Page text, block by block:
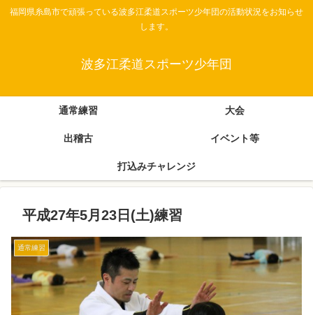
福岡県糸島市で頑張っている波多江柔道スポーツ少年団の活動状況をお知らせ
します。
波多江柔道スポーツ少年団
通常練習 大会
出稽古 イベント等
打込みチャレンジ
平成27年5月23日(土)練習
通常練習